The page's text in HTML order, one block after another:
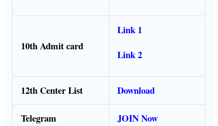
10th Admit card
Link 1
Link 2
12th Center List Download
Telegram JOIN Now